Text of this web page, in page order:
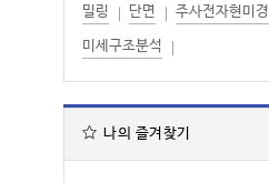
밀링 단면 주사전자현미경
미세구조분석
나의 즐겨찾기